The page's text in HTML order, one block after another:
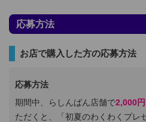
応募方法
お店で購入した方の応募方法
応募方法
期間中、らしんばん店舗で2,000
ただくと、「初夏のわくわくプレ